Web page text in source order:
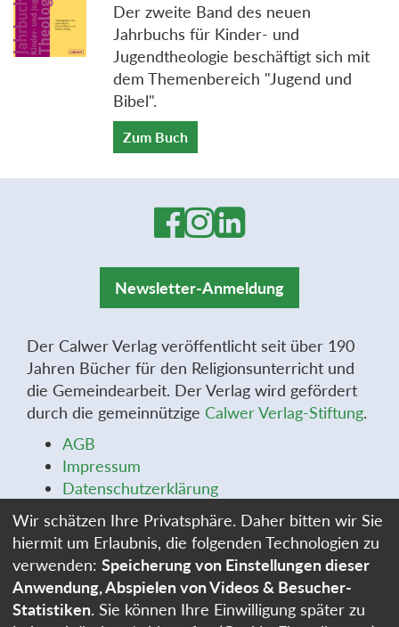
Der zweite Band des neuen
Jahrbuchs für Kinder- und
Jugendtheologie beschäftigt sich mit
dem Themenbereich "Jugend und
Bibel".
Zum Buch
Newsletter-Anmeldung
Der Calwer Verlag veröffentlicht seit über 190
Jahren Bücher für den Religionsunterricht und
die Gemeindearbeit. Der Verlag wird gefördert
durch die gemeinnützige Calwer Verlag-Stiftung.
AGB
Impressum
Datenschutzerklärung
Widerrufsbelehrung
Widerrufsformular
Stellenangebote
Cookie-Einstellungen
Wir schätzen Ihre Privatsphäre. Daher bitten wir Sie
hiermit um Erlaubnis, die folgenden Technologien zu
verwenden: Speicherung von Einstellungen dieser
Anwendung, Abspielen von Videos & Besucher-
Statistiken. Sie können Ihre Einwilligung später zu